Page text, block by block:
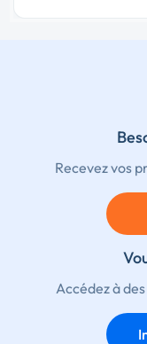
Recevez vos
Accédez à